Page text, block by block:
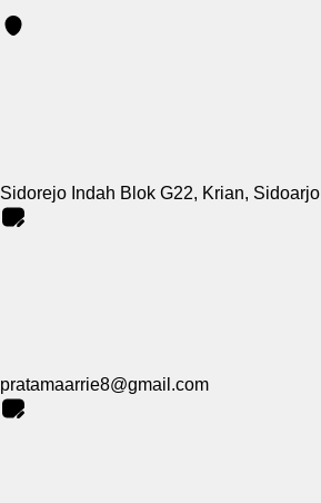
Sidorejo Indah Blok G22, Krian, Sidoarjo
pratamaarrie8@gmail.com